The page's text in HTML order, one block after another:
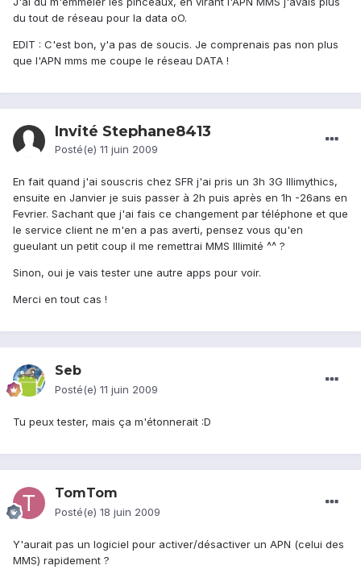
du tout de réseau pour la data oO.
EDIT : C'est bon, y'a pas de soucis. Je comprenais pas non plus
que l'APN mms me coupe le réseau DATA !
Invité Stephane8413
Posté(e) 11 juin 2009
En fait quand j'ai souscris chez SFR j'ai pris un 3h 3G Illimythics,
ensuite en Janvier je suis passer à 2h puis après en 1h -26ans en
Fevrier. Sachant que j'ai fais ce changement par téléphone et que
le service client ne m'en a pas averti, pensez vous qu'en
gueulant un petit coup il me remettrai MMS Illimité ^^ ?
Sinon, oui je vais tester une autre apps pour voir.
Merci en tout cas !
Seb
Posté(e) 11 juin 2009
Tu peux tester, mais ça m'étonnerait :D
TomTom
Posté(e) 18 juin 2009
Y'aurait pas un logiciel pour activer/désactiver un APN (celui des
MMS) rapidement ?